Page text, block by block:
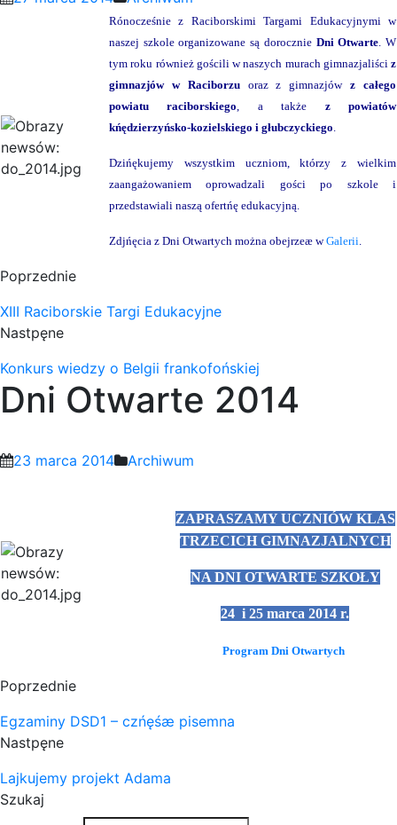
Rónocześnie z Raciborskimi Targami Edukacyjnymi w
naszej szkole organizowane są dorocznie Dni Otwarte. W
tym roku również gościli w naszych murach gimnazjaliści z
gimnazjów w Raciborzuoraz z gimnazjówz całego
powiatu raciborskiego, a także z powiatów
kńędzierzyńsko-kozielskiego i głubczyckiego.
Dzińękujemy wszystkim uczniom, którzy z wielkim
zaangażowaniem oprowadzali gości po szkole i
przedstawiali naszą ofertńę edukacyjną.
Zdjńęcia z Dni Otwartych można obejrzeæ wGalerii.
Poprzednie
XIII Raciborskie Targi Edukacyjne
Nastpęne
Konkurs wiedzy o Belgii frankofońskiej
Dni Otwarte 2014
23 marca 2014 Archiwum
ZAPRASZAMY UCZNIÓW KLAS
TRZECICH GIMNAZJALNYCH
NA DNI OTWARTE SZKOŁY
24 i 25 marca 2014 r.
Program Dni Otwartych
Poprzednie
Egzaminy DSD1 – czńęśæ pisemna
Nastpęne
Lajkujemy projekt Adama
Szukaj